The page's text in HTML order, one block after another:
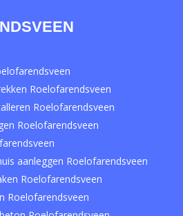
Roelofarendsveen
Roelofarendsveen
Roelofarendsveen
aanleggen Roelofarendsveen
Roelofarendsveen
Roelofarendsveen